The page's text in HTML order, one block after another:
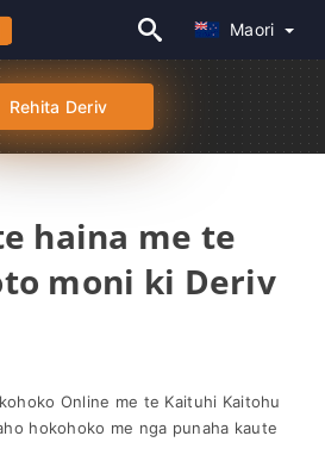
Maori
Rehita Deriv
haina me te
moni ki Deriv
Online me te Kaituhi Kaitohu
hokohoko me nga punaha kaute